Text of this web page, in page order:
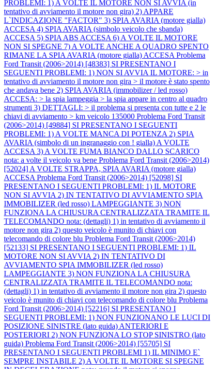
PROBLEMI: 1) A VOLTE IL MOTORE NON SI AVVIA (in
tentativo di avviamento il motore non gira) 2) APPARE
L`INDICAZIONE "FACTOR" 3) SPIA AVARIA (motore gialla)
ACCESA 4) SPIA AVARIA (simbolo veicolo che sbanda)
ACCESA 5) SPIA ABS ACCESA 6) A VOLTE IL MOTORE
NON SI SPEGNE 7) A VOLTE ANCHE A QUADRO SPENTO
RIMANE LA SPIA AVARIA (motore gialla) ACCESA Problema
Ford Transit (2006>2014) [48383] SI PRESENTANO I
SEGUENTI PROBLEMI: 1) NON SI AVVIA IL MOTORE: > in
tentativo di avviamento il motore non gira > il motore è stato spento
che andava bene 2) SPIA AVARIA (immobilizer / led rosso)
ACCESA: > la spia lampeggia > la spia appare in centro al quadro
strumenti 3) DETTAGLI: > il problema si presenta con tutte e 2 le
chiavi di avviamento > km veicolo 135000 Problema Ford Transit
(2006>2014) [49884] SI PRESENTANO I SEGUENTI
PROBLEMI: 1) A VOLTE MANCA DI POTENZA 2) SPIA
AVARIA (simbolo di un ingranaggio con ! gialla) A VOLTE
ACCESA 3) A VOLTE FUMA BIANCO DALLO SCARICO
nota: a volte il veicolo va bene Problema Ford Transit (2006>2014)
[52024] A VOLTE STRAPPA, SPIA AVARIA (motore gialla)
ACCESA Problema Ford Transit (2006>2014) [52098] SI
PRESENTANO I SEGUENTI PROBLEMI: 1) IL MOTORE
NON SI AVVIA 2) IN TENTATIVO DI AVVIAMENTO SPIA
IMMOBILIZER (led rosso) LAMPEGGIANTE 3) NON
FUNZIONA LA CHIUSURA CENTRALIZZATA TRAMITE IL
TELECOMANDO nota: (dettagli) 1) in tentativo di avviamento il
motore non gira 2) questo veicolo è munito di chiavi con
telecomando di colore blu Problema Ford Transit (2006>2014)
[52133] SI PRESENTANO I SEGUENTI PROBLEMI: 1) IL
MOTORE NON SI AVVIA 2) IN TENTATIVO DI
AVVIAMENTO SPIA IMMOBILIZER (led rosso)
LAMPEGGIANTE 3) NON FUNZIONA LA CHIUSURA
CENTRALIZZATA TRAMITE IL TELECOMANDO nota:
(dettagli) 1) in tentativo di avviamento il motore non gira 2) questo
veicolo è munito di chiavi con telecomando di colore blu Problema
Ford Transit (2006>2014) [52216] SI PRESENTANO I
SEGUENTI PROBLEMI: 1) NON FUNZIONANO LE LUCI DI
POSIZIONE SINISTRE (lato guida) ANTERIORI E
POSTERIORI 2) NON FUNZIONA LO STOP SINISTRO (lato
guida) Problema Ford Transit (2006>2014) [55705] SI
PRESENTANO I SEGUENTI PROBLEMI 1) IL MINIMO E`
SEMPRE INSTABILE 2) A VOLTE IL MOTORE SI SPEGNE